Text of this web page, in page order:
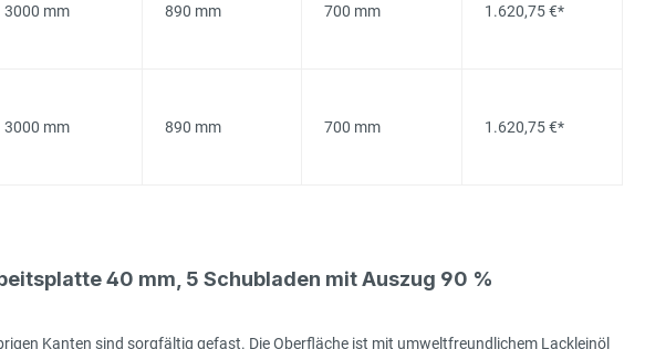
3000 mm 890 mm 700 mm 1.620,75 €*
3000 mm 890 mm 700 mm 1.620,75 €*
40 mm, 5 Schubladen mit Auszug 90 %
Kanten sind sorgfältig gefast. Die Oberfläche ist mit umweltfreundlichem Lackleinöl